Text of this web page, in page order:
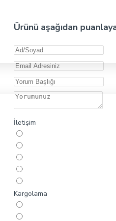
Ürünü aşağıdan
İletişim
Kargolama